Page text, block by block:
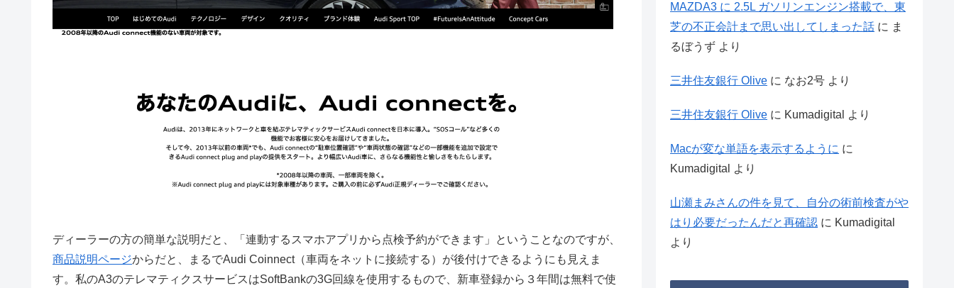
ディーラーの方の簡単な説明だと、「連動するスマホアプリから点検予約ができます」ということなのですが、
商品説明ページからだと、まるでAudi Coinnect（車両をネットに接続する）が後付けできるようにも見えま
す。私のA3のテレマティクスサービスはSoftBankの3G回線を使用するもので、新車登録から３年間は無料で使
MAZDA3 に 2.5L ガソリンエンジン搭載で、東
芝の不正会計まで思い出してしまった話 に ま
るぼうず より
三井住友銀行 Olive に なお2号 より
三井住友銀行 Olive に Kumadigital より
Macが変な単語を表示するように に
Kumadigital
より
山瀬まみさんの件を見て、自分の術前検査がや
はり必要だったんだと再確認 に Kumadigital
より